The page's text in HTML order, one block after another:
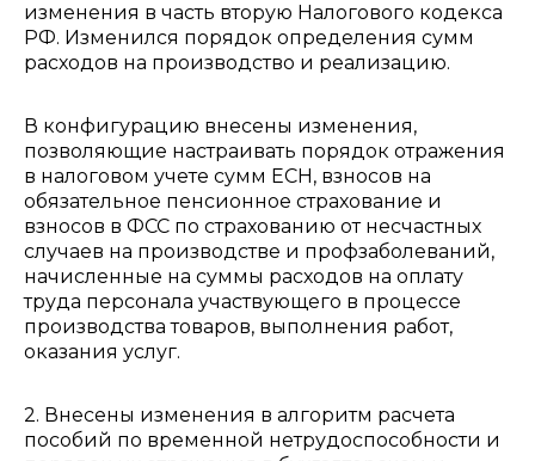
изменения в часть вторую Налогового кодекса
РФ. Изменился порядок определения сумм
расходов на производство и реализацию.
В конфигурацию внесены изменения,
позволяющие настраивать порядок отражения
в налоговом учете сумм ЕСН, взносов на
обязательное пенсионное страхование и
взносов в ФСС по страхованию от несчастных
случаев на производстве и профзаболеваний,
начисленные на суммы расходов на оплату
труда персонала участвующего в процессе
производства товаров, выполнения работ,
оказания услуг.
2. Внесены изменения в алгоритм расчета
пособий по временной нетрудоспособности и